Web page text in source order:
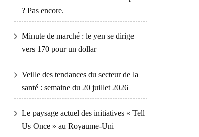
? Pas encore.
Minute de marché : le yen se dirige
vers 170 pour un dollar
Veille des tendances du secteur de la
santé : semaine du 20 juillet 2026
Le paysage actuel des initiatives « Tell
Us Once » au Royaume-Uni